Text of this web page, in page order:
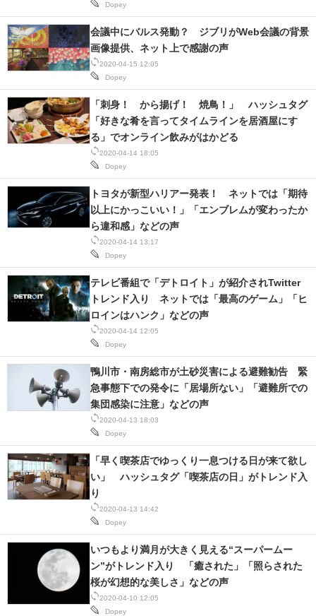
Dopey
2020-04-15 12:05
Dopey
会議中にバルス発動？ ジブリがWeb会議の背景
画像提供、ネット上で感謝の声
2020-04-14 18:05
Dopey
「刺身！ から揚げ！ 焼鳥！」 ハッシュタグ
「好きな肴を言ってタイムラインを居酒屋にす
る」でオンライン飲みがはかどる
2020-04-14 13:17
Dopey
トヨタが新型ハリアー発表！ ネットでは「期待
以上にかっこいい！」「エンブレムが変わったか
ら違和感」などの声
2020-04-14 12:05
Dopey
テレビ番組で「デトロイト」が紹介されTwitter
トレンド入り ネットでは「最高のゲーム」「ヒ
ロインはハンク」などの声
2020-04-13 18:03
Dopey
鴨川市・南房総市が土砂災害による避難勧告 緊
急事態下での発令に「居場所ない」「避難所での
集団感染に注意」などの声
2020-04-13 14:42
Dopey
「早く喫茶店でゆっくり一息つける日が来て欲し
い」 ハッシュタグ「喫茶店の日」がトレンド入
り
2020-04-10 12:05
Dopey
いつもより満月が大きく見える“スーパームー
ン”がトレンド入り 「癒された」「照らされた
桜が幻想的な美しさ」などの声